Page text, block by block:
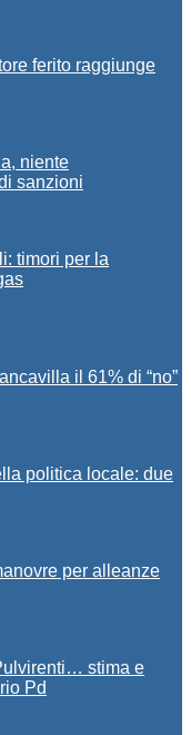
ferito raggiunge
niente
sanzioni
timori per la
il 61% di “no”
politica locale: due
per alleanze
stima e
Pd